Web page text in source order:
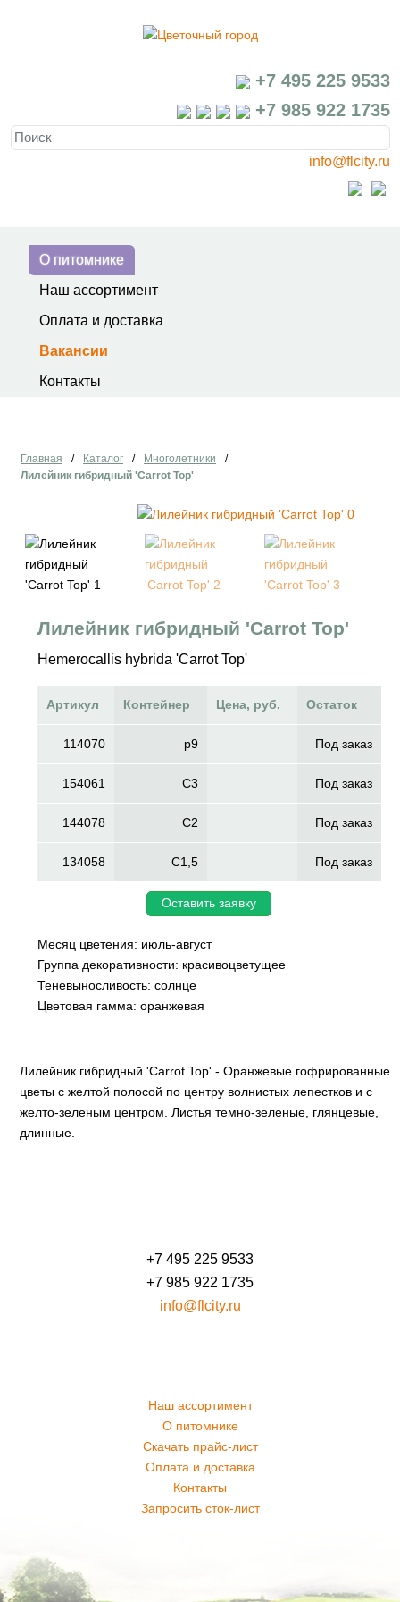
+7 495 225 9533
+7 985 922 1735
info@flcity.ru
О питомнике
Наш ассортимент
Оплата и доставка
Вакансии
Контакты
Главная / Каталог / Многолетники
/
Лилейник гибридный 'Carrot Top'
Лилейник гибридный 'Carrot Top'
Hemerocallis hybrida 'Carrot Top'
Артикул Контейнер Цена, руб. Остаток
114070 p9 Под заказ
154061 C3 Под заказ
144078 C2 Под заказ
134058 C1,5 Под заказ
Оставить заявку
Месяц цветения: июль-август
Группа декоративности: красивоцветущее
Теневыносливость: солнце
Цветовая гамма: оранжевая
Лилейник гибридный 'Carrot Top' - Оранжевые гофрированные
цветы с желтой полосой по центру волнистых лепестков и с
желто-зеленым центром. Листья темно-зеленые, глянцевые,
длинные.
+7 495 225 9533
+7 985 922 1735
info@flcity.ru
Наш ассортимент
О питомнике
Скачать прайс-лист
Оплата и доставка
Контакты
Запросить сток-лист